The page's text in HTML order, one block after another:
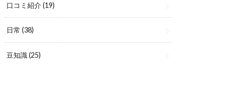
口コミ紹介(19)
日常(38)
豆知識(25)